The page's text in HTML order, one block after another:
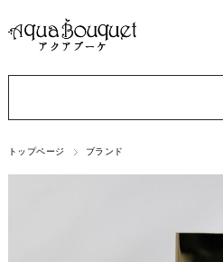
トップページ ブランド